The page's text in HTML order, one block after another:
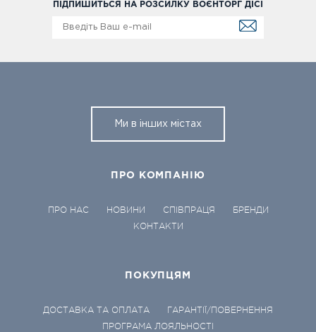
ПІДПИШИТЬСЯ НА РОЗСИЛКУ ВОЄНТОРГ ДІСІ
Ми в інших містах
ПРО КОМПАНІЮ
ПРО НАС НОВИНИ СПІВПРАЦЯ
БРЕНДИ
КОНТАКТИ
ПОКУПЦЯМ
ДОСТАВКА ТА ОПЛАТА
ГАРАНТІЇ/ПОВЕРНЕННЯ
ПРОГРАМА ЛОЯЛЬНОСТІ